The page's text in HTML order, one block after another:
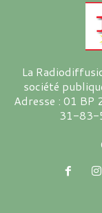
La
société
Adresse : 01 BP
31-83-